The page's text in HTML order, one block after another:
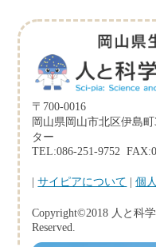
〒700-0016
岡山県岡山市北区伊島
ター
TEL:086-251-9752
|サイピアについて |個
Copyright©2018 人と科
Reserved.